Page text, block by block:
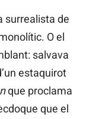
surrealista de
O el
salvava
estaquirot
que proclama
que el